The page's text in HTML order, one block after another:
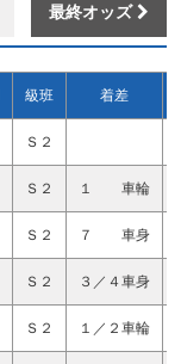
最終オッズ
級班 着差
Ｓ２
Ｓ２ １ 車輪
Ｓ２ ７ 車身
Ｓ２ ３／４車身
Ｓ２ １／２車輪